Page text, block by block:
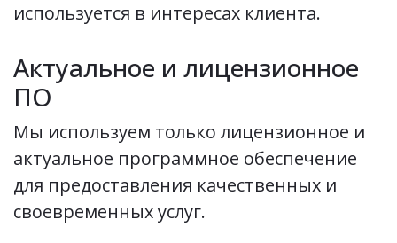
используется в интересах клиента.
Актуальное и лицензионное
ПО
Мы используем только лицензионное и
актуальное программное обеспечение
для предоставления качественных и
своевременных услуг.